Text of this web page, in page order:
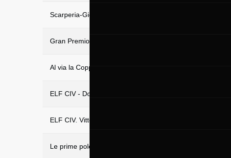
Scarperia-Giogo nel weekend 15-16 maggio
Gran Premio d'Italia Oakley 2021 a porte chiuse
Al via la Coppa Italia Velocità 2021 e KTM Adventure Show
ELF CIV - Doppiette di Pirro (SBK) e Bartolini (Moto3)
ELF CIV. Vittorie di Pirro (SBK) e Bartolini (Moto3)
Le prime pole del 2021 dell'ELF CIV